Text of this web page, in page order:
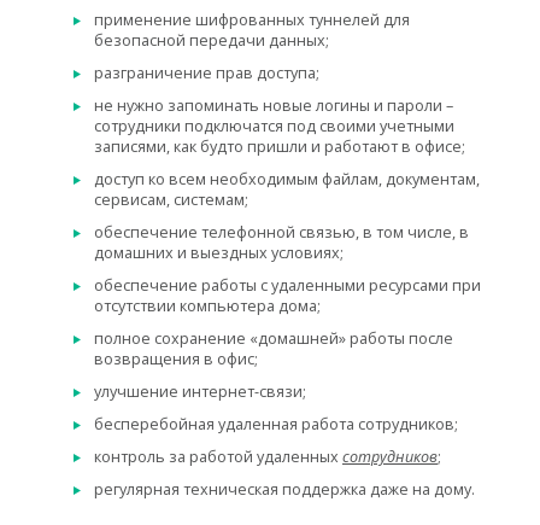
применение шифрованных туннелей для
безопасной передачи данных;
разграничение прав доступа;
не нужно запоминать новые логины и пароли –
сотрудники подключатся под своими учетными
записями, как будто пришли и работают в офисе;
доступ ко всем необходимым файлам, документам,
сервисам, системам;
обеспечение телефонной связью, в том числе, в
домашних и выездных условиях;
обеспечение работы с удаленными ресурсами при
отсутствии компьютера дома;
полное сохранение «домашней» работы после
возвращения в офис;
улучшение интернет-связи;
бесперебойная удаленная работа сотрудников;
контроль за работой удаленных сотрудников;
регулярная техническая поддержка даже на дому.